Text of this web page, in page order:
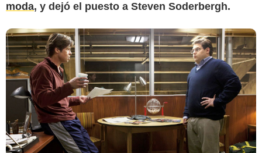
moda, y dejó el puesto a Steven Soderbergh.